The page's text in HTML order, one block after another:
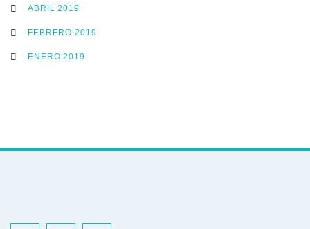
ABRIL 2019
FEBRERO 2019
ENERO 2019